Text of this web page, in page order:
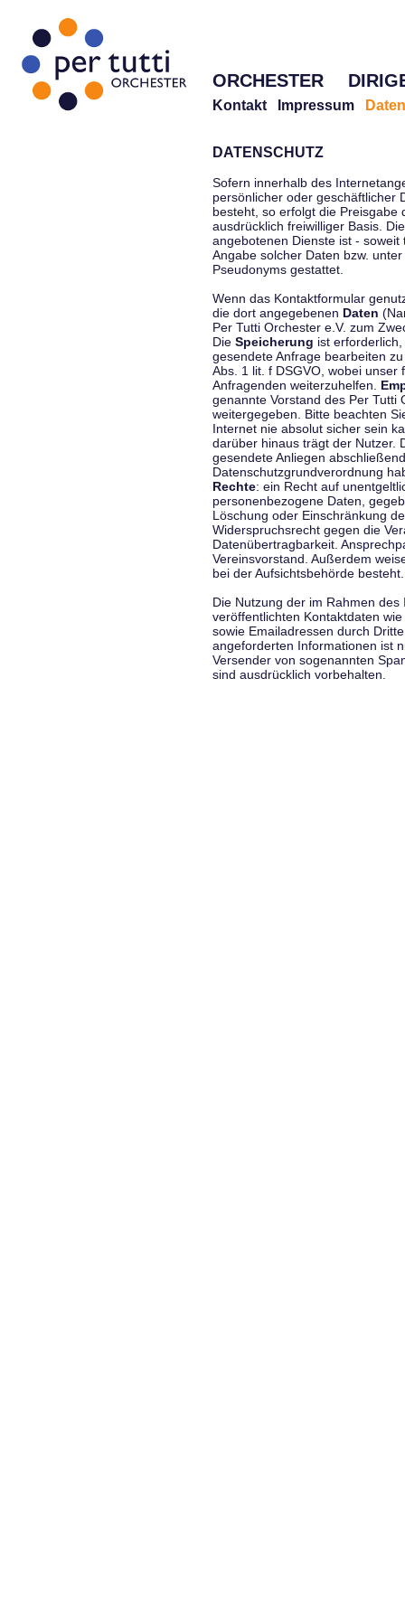
ORCHESTER
Kontakt Impressum
DATENSCHUTZ
Sofern innerhalb des
persönlicher oder geschäftlicher
besteht, so erfolgt die Preisgabe
ausdrücklich freiwilliger Basis.
angebotenen Dienste ist -
Angabe solcher Daten bzw.
Pseudonyms gestattet.
Wenn das Kontaktformular
die dort angegebenen Daten
Per Tutti Orchester e.V. zum
Die Speicherung ist
gesendete Anfrage bearbeiten
Abs. 1 lit. f DSGVO, wobei
Anfragenden weiterzuhelfen.
genannte Vorstand des Per Tutti
weitergegeben. Bitte beachten
Internet nie absolut sicher sein
darüber hinaus trägt der Nutzer.
gesendete Anliegen
Datenschutzgrundverordnung
Rechte: ein Recht auf
personenbezogene Daten,
Löschung oder Einschränkung
Widerspruchsrecht gegen die
Datenübertragbarkeit.
Vereinsvorstand. Außerdem
bei der Aufsichtsbehörde besteht.
Die Nutzung der im Rahmen
veröffentlichten Kontaktdaten
sowie Emailadressen durch
angeforderten Informationen ist
Versender von sogenannten
sind ausdrücklich vorbehalten.